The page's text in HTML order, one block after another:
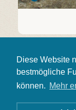
Diese Website
bestmögliche
können. Mehr